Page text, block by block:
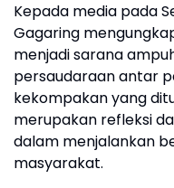
Kepada media pada
Gagaring
menjadi sarana
persaudaraan antar
kekompakan yang
merupakan refleksi
dalam menjalankan
masyarakat.